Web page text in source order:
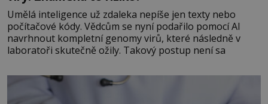
Umělá inteligence už zdaleka nepíše jen texty nebo
počítačové kódy. Vědcům se nyní podařilo pomocí AI
navrhnout kompletní genomy virů, které následně v
laboratoři skutečně ožily. Takový postup není sa